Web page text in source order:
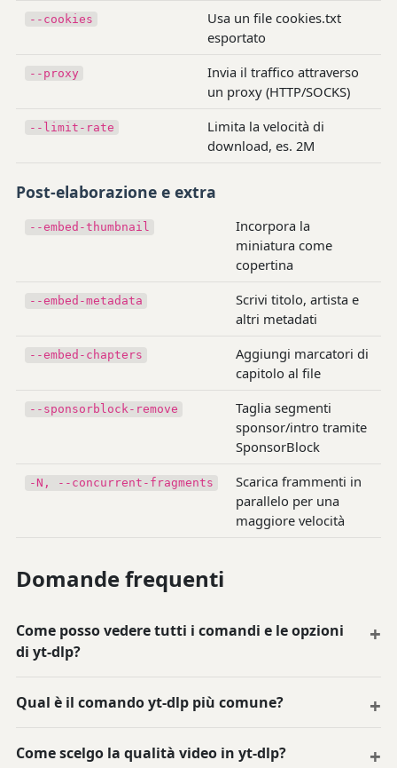
--cookies
Usa un file cookies.txt
esportato
--proxy
Invia il traffico attraverso
un proxy (HTTP/SOCKS)
--limit-rate
Limita la velocità di
download, es. 2M
Post-elaborazione e extra
--embed-thumbnail
Incorpora la
miniatura come
copertina
--embed-metadata
Scrivi titolo, artista e
altri metadati
--embed-chapters
Aggiungi marcatori di
capitolo al file
--sponsorblock-remove
Taglia segmenti
sponsor/intro tramite
SponsorBlock
-N, --concurrent-fragments
Scarica frammenti in
parallelo per una
maggiore velocità
Domande frequenti
Come posso vedere tutti i comandi e le opzioni
di yt-dlp?
Qual è il comando yt-dlp più comune?
Come scelgo la qualità video in yt-dlp?